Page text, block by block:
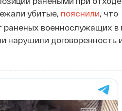
убитые, пояснили, что
раненых военнослужащих в
договоренность